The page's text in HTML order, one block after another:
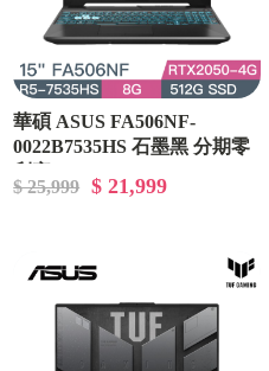
華碩 ASUS FA506NF-
0022B7535HS 石墨黑 分期零
$ 25,999 $ 21,999